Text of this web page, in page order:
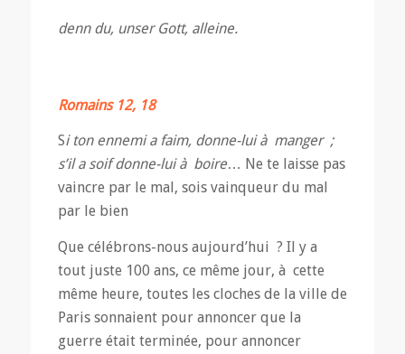
denn du, unser Gott, alleine.
Romains 12, 18
Si ton ennemi a faim, donne-lui à manger ;
s’il a soif donne-lui à boire… Ne te laisse pas
vaincre par le mal, sois vainqueur du mal
par le bien
Que célébrons-nous aujourd’hui ? Il y a
tout juste 100 ans, ce même jour, à cette
même heure, toutes les cloches de la ville de
Paris sonnaient pour annoncer que la
guerre était terminée, pour annoncer